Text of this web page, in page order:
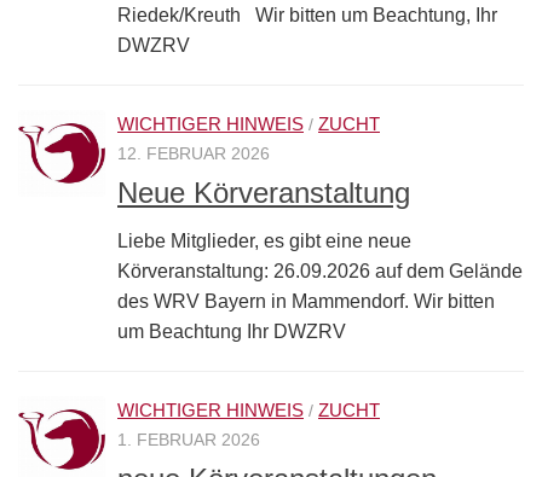
Riedek/Kreuth Wir bitten um Beachtung, Ihr
DWZRV
WICHTIGER HINWEIS / ZUCHT
12. FEBRUAR 2026
Neue Körveranstaltung
Liebe Mitglieder, es gibt eine neue
Körveranstaltung: 26.09.2026 auf dem Gelände
des WRV Bayern in Mammendorf. Wir bitten
um Beachtung Ihr DWZRV
WICHTIGER HINWEIS / ZUCHT
1. FEBRUAR 2026